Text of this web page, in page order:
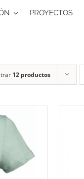
PROYECTOS
12 productos